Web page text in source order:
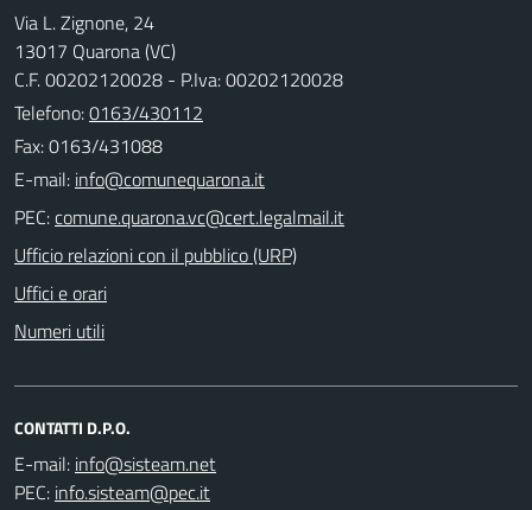
Via L. Zignone, 24
13017 Quarona (VC)
C.F. 00202120028 - P.Iva: 00202120028
Telefono:0163/430112
Fax: 0163/431088
E-mail:
PEC:
Ufficio relazioni con il pubblico (URP)
Uffici e orari
Numeri utili
CONTATTI D.P.O.
E-mail:
PEC: